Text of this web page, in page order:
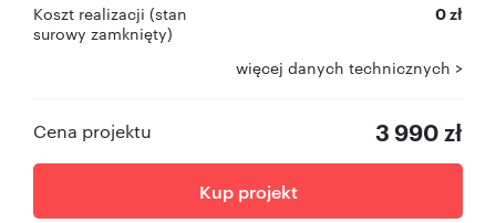
Koszt realizacji (stan
surowy zamknięty)
0 zł
więcej danych technicznych >
Cena projektu 3 990 zł
Kup projekt